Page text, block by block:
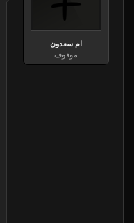
ام سعدون
موقوف